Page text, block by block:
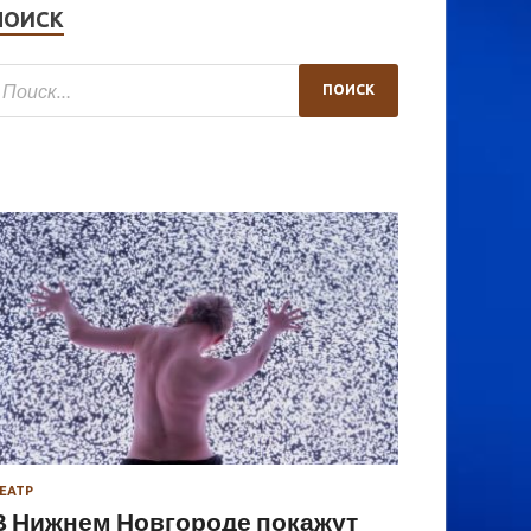
Нижнем Новгороде покажут